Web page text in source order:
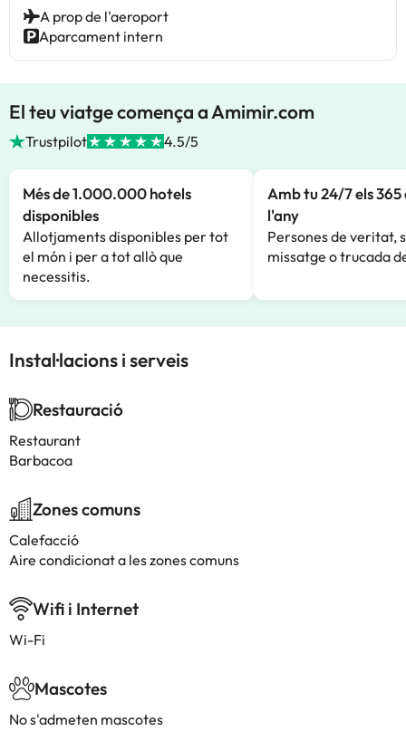
A prop de l'aeroport
Aparcament intern
El teu viatge comença a Amimir.com
Trustpilot 4.5/5
Més de 1.000.000 hotels
disponibles
Allotjaments disponibles per tot
el món i per a tot allò que
necessitis.
Amb tu 24/7 els 365
l'any
Persones de veritat,
missatge o trucada
Instal·lacions i serveis
Restauració
Restaurant
Barbacoa
Zones comuns
Calefacció
Aire condicionat a les zones comuns
Wifi i Internet
Wi-Fi
Mascotes
No s'admeten mascotes